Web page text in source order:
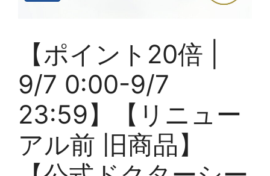
【ポイント20倍 |
9/7 0:00-9/7
23:59】【リニュー
アル前 旧商品】